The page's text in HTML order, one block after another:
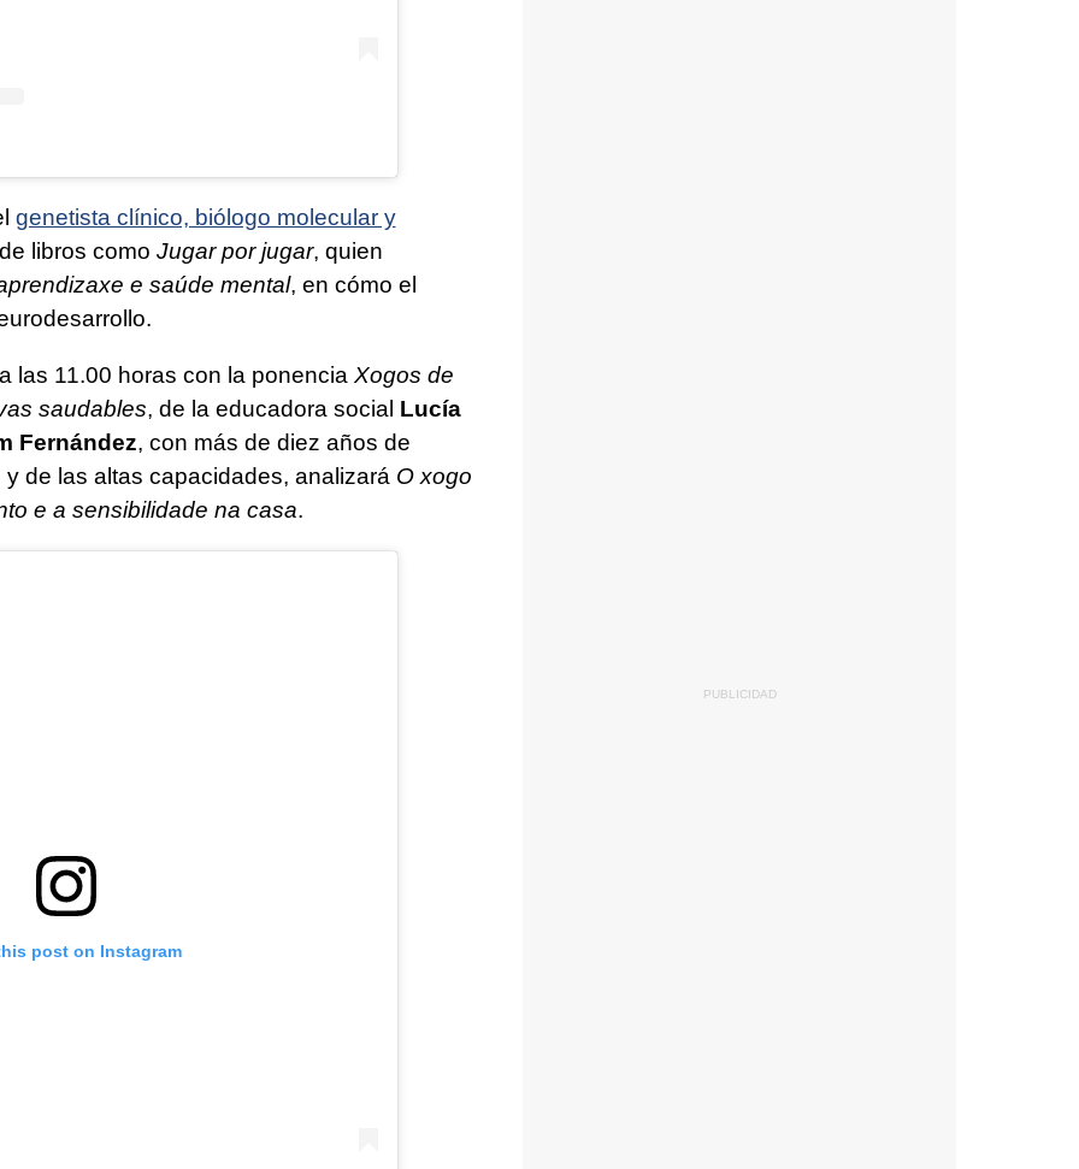
genetista clínico, biólogo molecular y
libros como Jugar por jugar, quien
e saúde mental, en cómo el
las 11.00 horas con la ponencia Xogos de
saudables, de la educadora social Lucía
Fernández, con más de diez años de
de las altas capacidades, analizará O xogo
e a sensibilidade na casa.
post on Instagram